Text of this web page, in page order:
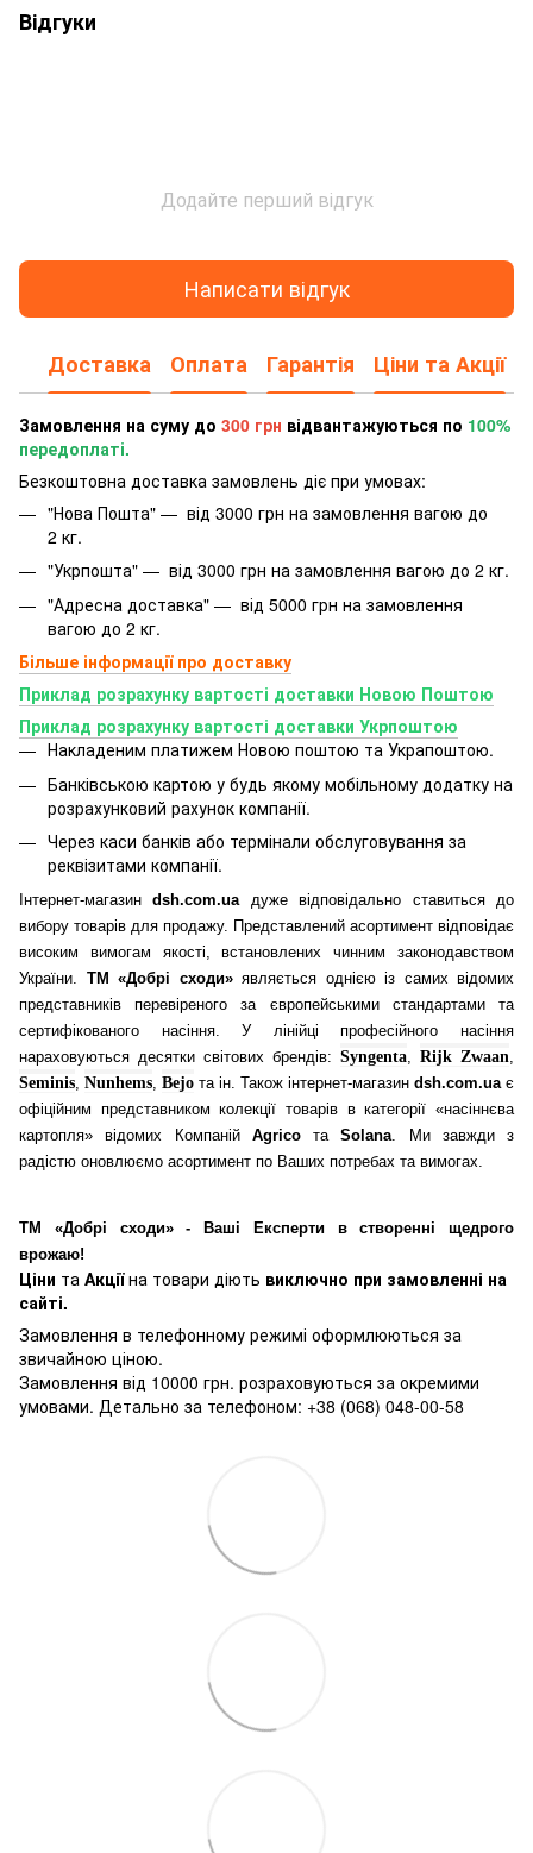
Відгуки
Додайте перший відгук
Написати відгук
Доставка Оплата Гарантія Ціни та Акції
Замовлення на суму до 300 грн відвантажуються по 100%
передоплаті.
Безкоштовна доставка замовлень діє при умовах:
"Нова Пошта" — від 3000 грн на замовлення вагою до
2 кг.
"Укрпошта" — від 3000 грн на замовлення вагою до 2 кг.
"Адресна доставка" — від 5000 грн на замовлення
вагою до 2 кг.
Більше інформації про доставку
Приклад розрахунку вартості доставки Новою Поштою
Приклад розрахунку вартості доставки Укрпоштою
Накладеним платижем Новою поштою та Украпоштою.
Банківською картою у будь якому мобільному додатку на
розрахунковий рахунок компанії.
Через каси банків або термінали обслуговування за
реквізитами компанії.
Інтернет-магазинdsh.com.uaдуже відповідально ставиться до
вибору товарів для продажу. Представлений асортимент відповідає
високим вимогам якості, встановлених чинним законодавством
України. ТМ «Добрі сходи»являється однією із самих відомих
представників перевіреного за європейськими стандартами та
сертифікованого насіння. У лінійці професійного насіння
нараховуються десятки світових брендів: Syngenta, Rijk Zwaan,
Seminis, Nunhems, Bejo та ін. Також інтернет-магазин dsh.com.uaє
офіційним представником колекції товарів в категорії «насіннєва
картопля» відомих Компаній AgricoтаSolana. Ми завжди з
радістю оновлюємо асортимент по Ваших потребах та вимогах.
ТМ «Добрі сходи» - Ваші Експерти в створенні щедрого
врожаю!
Ціни та Акціїна товари діють виключно при замовленні на
сайті.
Замовлення в телефонному режимі оформлюються за
звичайною ціною.
Замовлення від 10000 грн. розраховуються за окремими
умовами. Детально за телефоном: +38 (068) 048-00-58